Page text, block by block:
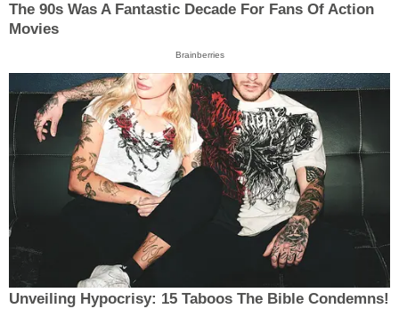
The 90s Was A Fantastic Decade For Fans Of Action
Movies
Brainberries
Unveiling Hypocrisy: 15 Taboos The Bible Condemns!